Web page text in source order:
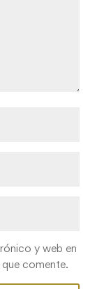
y web en
que comente.